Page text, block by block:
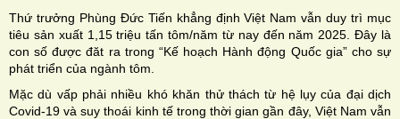
Thứ trưởng Phùng Đức Tiến khẳng định Việt Nam vẫn duy trì mục
tiêu sản xuất 1,15 triệu tấn tôm/năm từ nay đến năm 2025. Đây là
con số được đăt ra trong “Kế hoạch Hành động Quốc gia” cho sự
phát triển của ngành tôm.
Mặc dù vấp phải nhiều khó khăn thử thách từ hệ lụy của đại dịch
Covid-19 và suy thoái kinh tế trong thời gian gần đây, Việt Nam vẫn